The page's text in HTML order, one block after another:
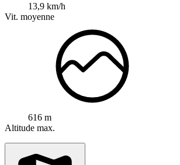
13,9 km/h
Vit. moyenne
616 m
Altitude max.